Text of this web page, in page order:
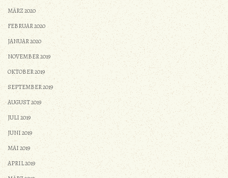
MÄRZ 2020
FEBRUAR 2020
JANUAR 2020
NOVEMBER 2019
OKTOBER 2019
SEPTEMBER 2019
AUGUST 2019
JULI 2019
JUNI 2019
MAI 2019
APRIL 2019